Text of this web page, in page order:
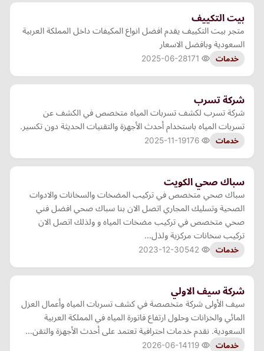
بيت التكييف
متجر بيت التكييف يقدم افضل انواع المكيفات داخل المملكة العربية
السعودية وبافضل الاسعار
خدمات 2025-06-28
شركة تسرب
شركة تسرب لكشف تسربات المياه متخصص في الكشف عن
تسربات المياه باستخدام أحدث الأجهزة والتقنيات الحديثة دون تكسير.
خدمات 2025-11-19
سباك صحي الكويت
سباك صحي متخصص في تركيب المضخات والسخانات والادوات
الصحية وتسليك المجاري اتصل الان بنا سباك صحي افضل فني
صحي متخصص في تركيب مضخات المياه و ولذلك اتصل الان
تركيب سخانات مركزية ولذل…
خدمات 2023-12-30
شركة سيف الاولي
سيف الأولى شركة متخصصة في كشف تسربات المياه وأعمال العزل
المائي والخزانات وحلول ارتفاع فاتورة المياه في المملكة العربية
السعودية. نقدم خدمات احترافية تعتمد على أحدث الأجهزة والتقن…
خدمات 2026-06-14